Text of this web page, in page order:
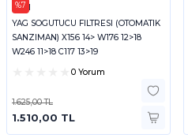
%7
FEBI
YAG SOGUTUCU FILTRESI (OTOMATIK
SANZIMAN) X156 14> W176 12>18
W246 11>18 C117 13>19
0 Yorum
1.625,00 TL
1.510,00 TL